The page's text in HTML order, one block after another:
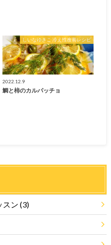
しいなゆきこ 冷え性改善レシピ
2022.12.9
鯛と柿のカルパッチョ
スン (3)